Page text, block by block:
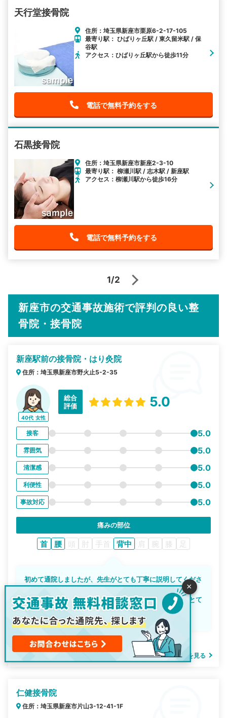
天行堂接骨院
住所：埼玉県新座市栗原6-2-17-105
最寄り駅： ひばりヶ丘駅 / 東久留米駅 / 保
谷駅
アクセス：ひばりヶ丘駅から徒歩11分
電話で無料予約をする
石黒接骨院
住所：埼玉県新座市新座2-3-10
最寄り駅： 柳瀬川駅 / 志木駅 / 新座駅
アクセス：柳瀬川駅から徒歩16分
電話で無料予約をする
1/2
新座市の交通事故施術で評判の良い整
骨院・接骨院
新座駅前の接骨院・はり灸院
住所：埼玉県新座市野火止5-2-35
40代 女性
総合
評価
5.0
接客 5.0
雰囲気 5.0
清潔感 5.0
利便性 5.0
事故対応 5.0
痛みの部位
首 腰 頭 肘 手首 背中 肩 腕 膝 足
初めて通院しましたが、先生がとても丁寧に説明してくださ
り安心して施術を受けることができました。
体の状態もわかりやすく教えていただき、施術後は体がとて
も楽になりました。
院内も清潔で通いやすい整骨院だと思います。
投稿日：2026-03-07
新座駅前の接骨院・はり灸院の詳細を見る
仁健接骨院
住所：埼玉県新座市片山3-12-41-1F
×